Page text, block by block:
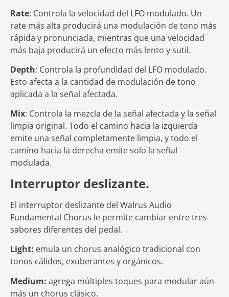
Rate: Controla la velocidad del LFO modulado. Un
rate más alta producirá una modulación de tono más
rápida y pronunciada, mientras que una velocidad
más baja producirá un efecto más lento y sutil.
Depth: Controla la profundidad del LFO modulado.
Esto afecta a la cantidad de modulación de tono
aplicada a la señal afectada.
Mix: Controla la mezcla de la señal afectada y la señal
limpia original. Todo el camino hacia la izquierda
emite una señal completamente limpia, y todo el
camino hacia la derecha emite solo la señal
modulada.
Interruptor deslizante.
El interruptor deslizante del Walrus Audio
Fundamental Chorus le permite cambiar entre tres
sabores diferentes del pedal.
Light: emula un chorus analógico tradicional con
tonos cálidos, exuberantes y orgánicos.
Medium: agrega múltiples toques para modular aún
más un chorus clásico.